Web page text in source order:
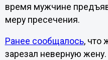
время мужчине
меру пресечения.
Ранее сообщалось, что
зарезал неверную жену.